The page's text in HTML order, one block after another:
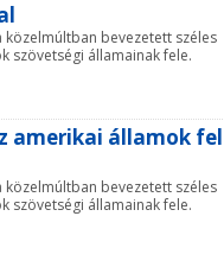
bevezetett széles
szövetségi államainak fele.
amerikai államok
bevezetett széles
szövetségi államainak fele.